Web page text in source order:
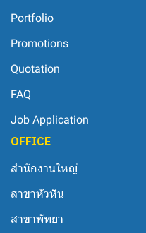
Portfolio
Promotions
Quotation
FAQ
Job Application
OFFICE
สำนักงานใหญ่
สาขาหัวหิน
สาขาพัทยา